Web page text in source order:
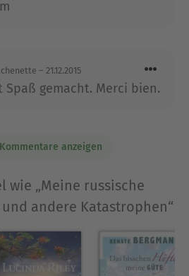
Abneigung verbunden und
in Hamburg.
– 21.12.2015
Spaß gemacht. Merci bien.
anzeigen
wie „Meine russische
andere Katastrophen“